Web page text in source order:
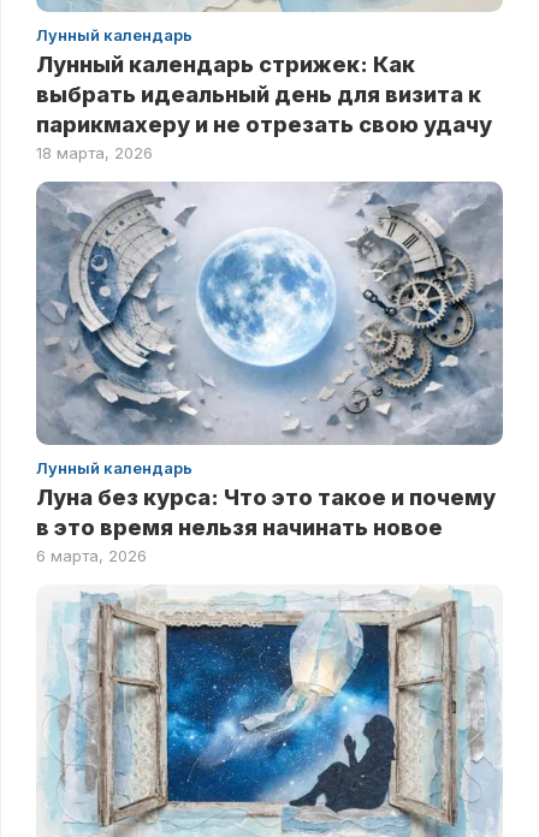
Лунный календарь
Лунный календарь стрижек: Как
выбрать идеальный день для визита к
парикмахеру и не отрезать свою удачу
18 марта, 2026
Лунный календарь
Луна без курса: Что это такое и почему
в это время нельзя начинать новое
6 марта, 2026